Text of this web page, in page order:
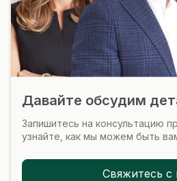
Давайте обсудим
Запишитесь на консультацию
узнайте, как мы можем быть
Свяжитесь с